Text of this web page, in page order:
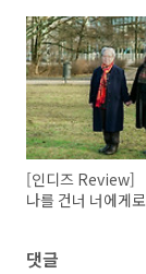
[인디즈 Review]
나를 건너 너에게로
댓글